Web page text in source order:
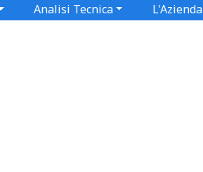
Analisi Tecnica L'Azienda